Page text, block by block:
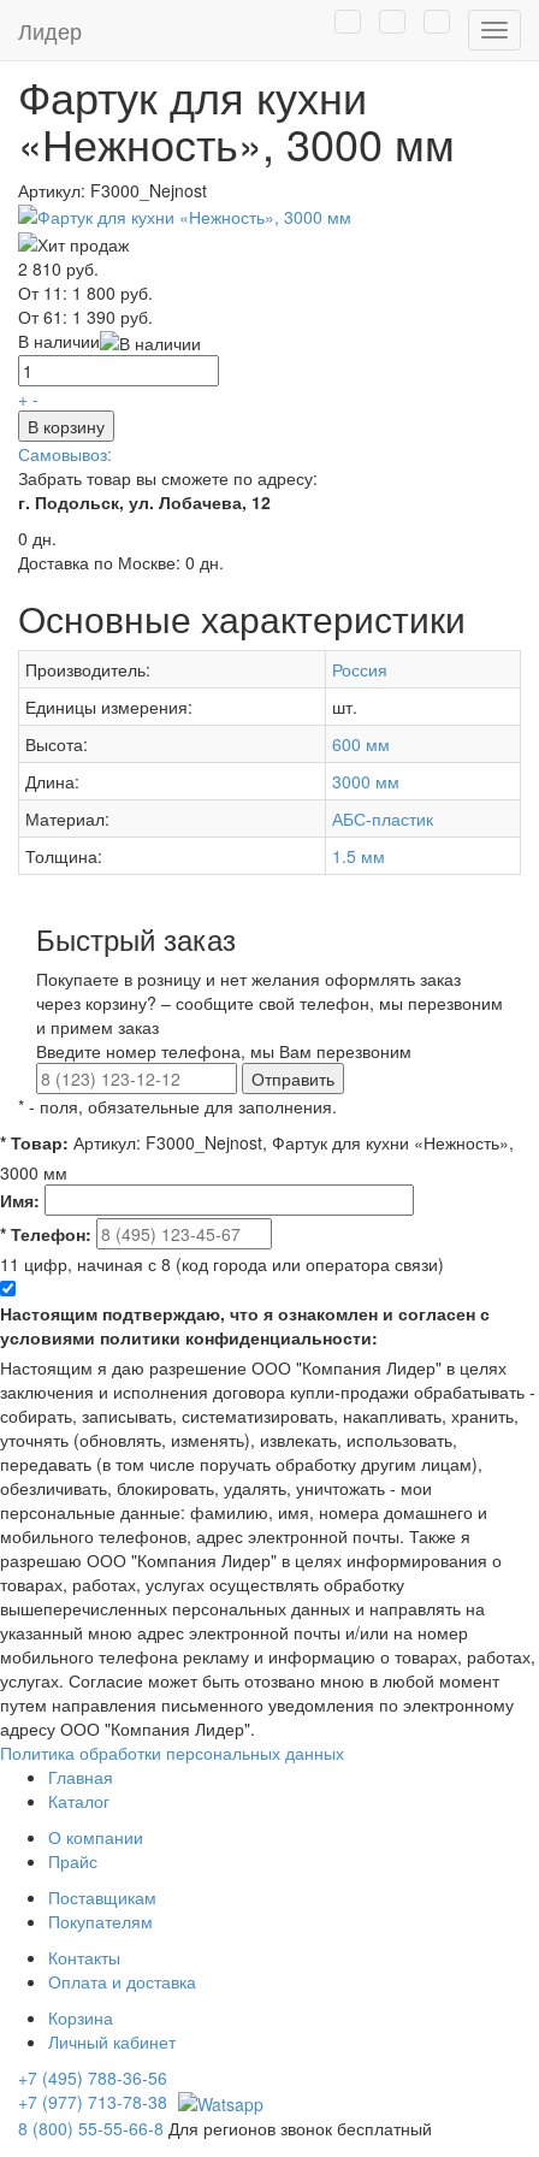
Лидер
Фартук-панель для
кухни
Фартук для кухни
«Нежность», 3000 мм
Артикул: F3000_Nejnost
2 810 руб.
От 11: 1 800 руб.
От 61: 1 390 руб.
В наличии
+ -
В корзину
Самовывоз:
Забрать товар вы сможете по адресу:
г. Подольск, ул. Лобачева, 12
0 дн.
Доставка по Москве: 0 дн.
Основные характеристики
Производитель:
Россия
Единицы измерения:
шт.
Высота:
600 мм
Длина:
3000 мм
Материал:
АБС-пластик
Толщина:
1.5 мм
Быстрый заказ
Покупаете в розницу и нет желания оформлять заказ
через корзину? – сообщите свой телефон, мы перезвоним
и примем заказ
Введите номер телефона, мы Вам перезвоним
Отправить
* - поля, обязательные для заполнения.
* Товар: Артикул: F3000_Nejnost, Фартук для кухни «Нежность»,
3000 мм
Имя:
* Телефон:
11 цифр, начиная с 8 (код города или оператора связи)
Настоящим подтверждаю, что я ознакомлен и согласен с
условиями политики конфиденциальности:
Настоящим я даю разрешение ООО "Компания Лидер" в целях
заключения и исполнения договора купли-продажи обрабатывать -
собирать, записывать, систематизировать, накапливать, хранить,
уточнять (обновлять, изменять), извлекать, использовать,
передавать (в том числе поручать обработку другим лицам),
обезличивать, блокировать, удалять, уничтожать - мои
персональные данные: фамилию, имя, номера домашнего и
мобильного телефонов, адрес электронной почты. Также я
разрешаю ООО "Компания Лидер" в целях информирования о
товарах, работах, услугах осуществлять обработку
вышеперечисленных персональных данных и направлять на
указанный мною адрес электронной почты и/или на номер
мобильного телефона рекламу и информацию о товарах, работах,
услугах. Согласие может быть отозвано мною в любой момент
путем направления письменного уведомления по электронному
адресу ООО "Компания Лидер".
Политика обработки персональных данных
Главная
Каталог
О компании
Прайс
Поставщикам
Покупателям
Контакты
Оплата и доставка
Корзина
Личный кабинет
+7 (495) 788-36-56
+7 (977) 713-78-38
8 (800) 55-55-66-8 Для регионов звонок бесплатный